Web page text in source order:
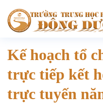
Kế hoạch tổ
trực tiếp kết
trực tuyến